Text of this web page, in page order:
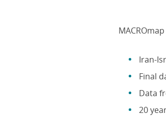
Iran-
Final
Data
20